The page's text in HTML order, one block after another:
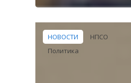
НОВОСТИ
НПСО
Политика